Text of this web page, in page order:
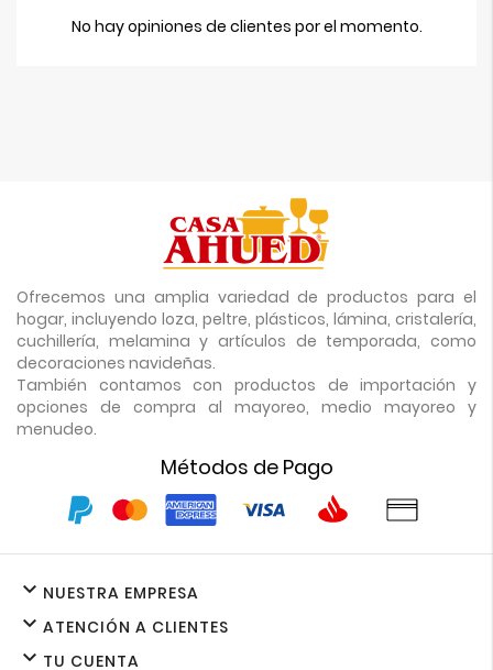
No hay opiniones de clientes por el momento.
Ofrecemos una amplia variedad de productos para el
hogar, incluyendo loza, peltre, plásticos, lámina, cristalería,
cuchillería, melamina y artículos de temporada, como
decoraciones navideñas.
También contamos con productos de importación y
opciones de compra al mayoreo, medio mayoreo y
menudeo.
Métodos de Pago
NUESTRA EMPRESA

ATENCIÓN A CLIENTES

TU CUENTA
